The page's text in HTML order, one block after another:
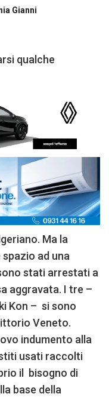
Gianni
Ma la
ad una
stati arrestati a
aggravata. I tre –
Kon – si sono
Veneto.
indumento alla
usati raccolti
il bisogno di
base della